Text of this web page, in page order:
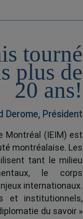
tourné
plus de
20 ans!
Derome, Président
Montréal (IEIM) est
montréalaise. Les
tant le milieu
le corps
internationaux.
et institutionnels,
du savoir »